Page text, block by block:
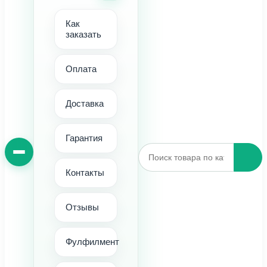
Как
заказать
Оплата
Доставка
Гарантия
Контакты
Отзывы
Фулфилмент